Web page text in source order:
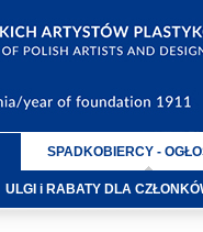
SPADKOBIERCY -
ULGI i RABATY DLA